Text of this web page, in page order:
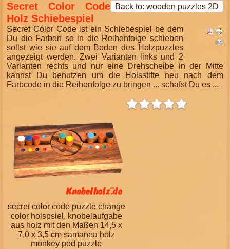
Back to: wooden puzzles 2D
Secret Color Code
Holz Schiebespiel
Secret Color Code ist ein Schiebespiel be dem
Du die Farben so in die Reihenfolge schieben
sollst wie sie auf dem Boden des Holzpuzzles
angezeigt werden. Zwei Varianten links und 2
Varianten rechts und nur eine Drehscheibe in der Mitte
kannst Du benutzen um die Holsstifte neu nach dem
Farbcode in die Reihenfolge zu bringen ... schafst Du es ...
secret color code puzzle change
color holspsiel, knobelaufgabe
aus holz mit den Maßen 14,5 x
7,0 x 3,5 cm samanea holz
monkey pod puzzle